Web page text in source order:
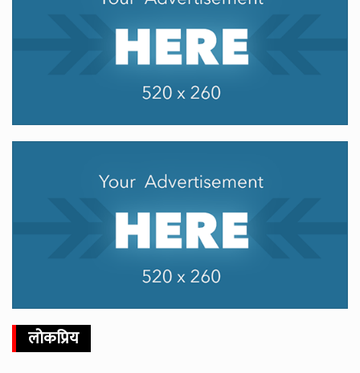
लोकप्रिय